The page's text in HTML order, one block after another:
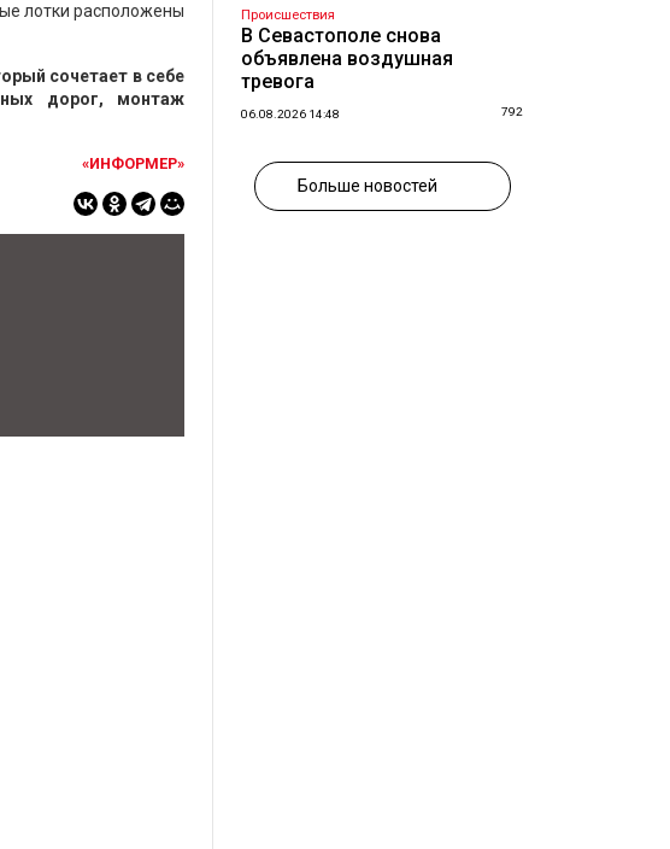
лотки расположены
сочетает в себе
дорог, монтаж
«ИНФОРМЕР»
Происшествия
В Севастополе снова
объявлена воздушная
тревога
06.08.2026 14:48 792
Больше новостей